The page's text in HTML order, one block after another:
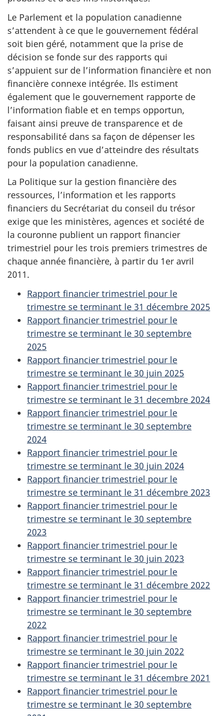
Le Parlement et la population canadienne
s’attendent à ce que le gouvernement fédéral
soit bien géré, notamment que la prise de
décision se fonde sur des rapports qui
s’appuient sur de l’information financière et non
financière connexe intégrée. Ils estiment
également que le gouvernement rapporte de
l’information fiable et en temps opportun,
faisant ainsi preuve de transparence et de
responsabilité dans sa façon de dépenser les
fonds publics en vue d’atteindre des résultats
pour la population canadienne.
La Politique sur la gestion financière des
ressources, l’information et les rapports
financiers du Secrétariat du conseil du trésor
exige que les ministères, agences et société de
la couronne publient un rapport financier
trimestriel pour les trois premiers trimestres de
chaque année financière, à partir du 1er avril
2011.
Rapport financier trimestriel pour le
trimestre se terminant le 31 décembre 2025
Rapport financier trimestriel pour le
trimestre se terminant le 30 septembre
2025
Rapport financier trimestriel pour le
trimestre se terminant le 30 juin 2025
Rapport financier trimestriel pour le
trimestre se terminant le 31 decembre 2024
Rapport financier trimestriel pour le
trimestre se terminant le 30 septembre
2024
Rapport financier trimestriel pour le
trimestre se terminant le 30 juin 2024
Rapport financier trimestriel pour le
trimestre se terminant le 31 décembre 2023
Rapport financier trimestriel pour le
trimestre se terminant le 30 septembre
2023
Rapport financier trimestriel pour le
trimestre se terminant le 30 juin 2023
Rapport financier trimestriel pour le
trimestre se terminant le 31 décembre 2022
Rapport financier trimestriel pour le
trimestre se terminant le 30 septembre
2022
Rapport financier trimestriel pour le
trimestre se terminant le 30 juin 2022
Rapport financier trimestriel pour le
trimestre se terminant le 31 décembre 2021
Rapport financier trimestriel pour le
trimestre se terminant le 30 septembre